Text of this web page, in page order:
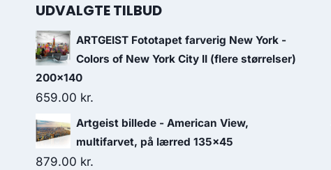
UDVALGTE TILBUD
ARTGEIST Fototapet farverig New York -
Colors of New York City II (flere størrelser)
200x140
659.00 kr.
Artgeist billede - American View,
multifarvet, på lærred 135x45
879.00 kr.